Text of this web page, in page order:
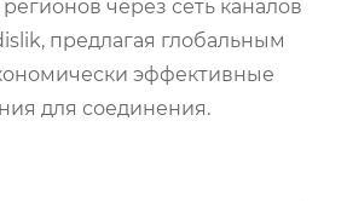
через сеть каналов
предлагая глобальным
эффективные
для соединения.